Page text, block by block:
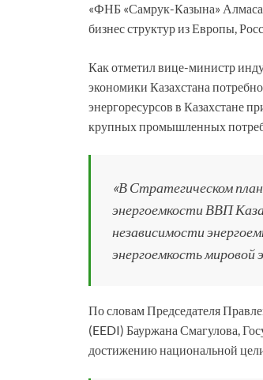
«ФНБ «Самрук-Казына»
бизнес структур из Европы,
Как отметил вице-министр
экономики Казахстана
энергоресурсов в Казахстане
крупных промышленных
«В Стратегическом
энергоемкости ВВП
независимости
энергоемкость
По словам Председателя
(EEDI) Бауржана Смагулова,
достижению национальной